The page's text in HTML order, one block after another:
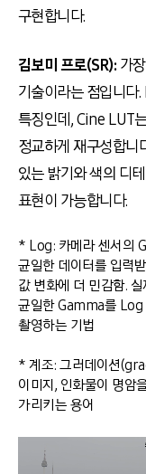
구현합니다.
김보미 프로(SR):가
기술이라는 점입니
특징인데, Cine LUT
정교하게 재구성합니
있는 밝기와 색의 디
표현이 가능합니다.
* Log: 카메라 센서의
균일한 데이터를 입력
값 변화에 더 민감함.
균일한 Gamma를 Log
촬영하는 기법
* 계조: 그러데이션
이미지, 인화물이 명암
가리키는 용어